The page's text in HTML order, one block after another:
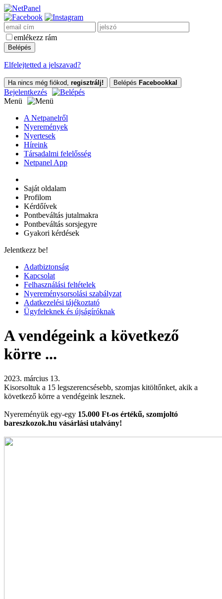
emlékezz rám
Elfelejtetted a jelszavad?
Ha nincs még fiókod, regisztrálj! Belépés Facebookkal
Bejelentkezés
Menü
A Netpanelről
Nyeremények
Nyertesek
Híreink
Társadalmi felelősség
Netpanel App
Saját oldalam
Profilom
Kérdőívek
Pontbeváltás jutalmakra
Pontbeváltás sorsjegyre
Gyakori kérdések
Jelentkezz be!
Adatbiztonság
Kapcsolat
Felhasználási feltételek
Nyereménysorsolási szabályzat
Adatkezelési tájékoztató
Ügyfeleknek és újságíróknak
A vendégeink a következő
körre ...
2023. március 13.
Kisorsoltuk a 15 legszerencsésebb, szomjas kitöltőnket, akik a
következő körre a vendégeink lesznek.
Nyereményük egy-egy 15.000 Ft-os értékű, szomjoltó
bareszkozok.hu vásárlási utalvány!